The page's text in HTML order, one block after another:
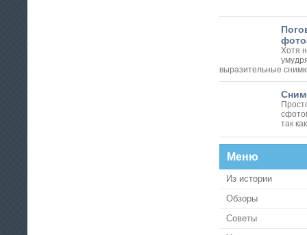
Хотя
выразительные
так
Меню
Из истории
Обзоры
Советы